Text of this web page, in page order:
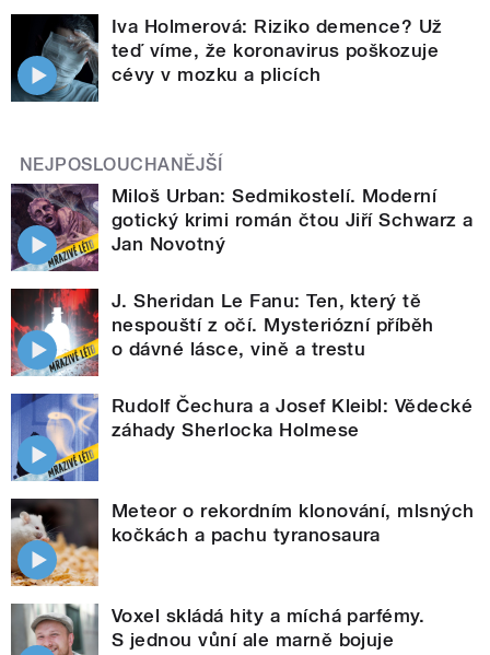
Iva Holmerová: Riziko demence? Už
teď víme, že koronavirus poškozuje
cévy v mozku a plicích
NEJPOSLOUCHANĚJŠÍ
Miloš Urban: Sedmikostelí. Moderní
gotický krimi román čtou Jiří Schwarz a
Jan Novotný
J. Sheridan Le Fanu: Ten, který tě
nespouští z očí. Mysteriózní příběh
o dávné lásce, vině a trestu
Rudolf Čechura a Josef Kleibl: Vědecké
záhady Sherlocka Holmese
Meteor o rekordním klonování, mlsných
kočkách a pachu tyranosaura
Voxel skládá hity a míchá parfémy.
S jednou vůní ale marně bojuje